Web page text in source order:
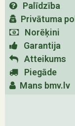
Palīdzība
Privātuma
Norēķini
Garantija
Atteikums
Piegāde
Mans bmv.lv